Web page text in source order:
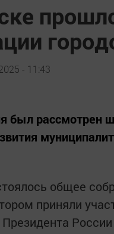
- 11:43
был рассмотрен
общее
приняли
Президента